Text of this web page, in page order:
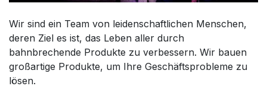
Wir sind ein Team von leidenschaftlichen Menschen,
deren Ziel es ist, das Leben aller durch
bahnbrechende Produkte zu verbessern. Wir bauen
großartige Produkte, um Ihre Geschäftsprobleme zu
lösen.